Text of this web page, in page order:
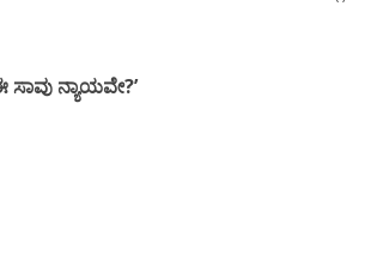
ಸಾವು ನ್ಯಾಯವೇ?’